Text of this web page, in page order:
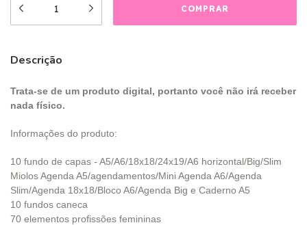
Descrição
Trata-se de um produto digital, portanto você não irá receber
nada físico.
Informações do produto:
10 fundo de capas - A5/A6/18x18/24x19/A6 horizontal/Big/Slim
Miolos Agenda A5/agendamentos/Mini Agenda A6/Agenda
Slim/Agenda 18x18/Bloco A6/Agenda Big e Caderno A5
10 fundos caneca
70 elementos profissões femininas